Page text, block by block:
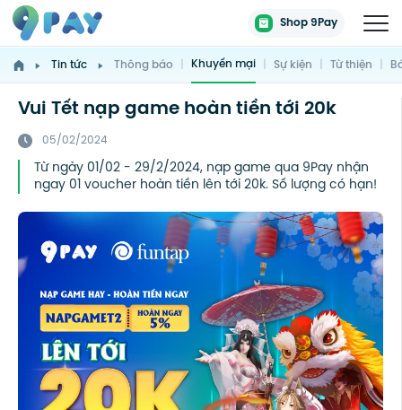
Shop 9Pay
Tin tức Thông báo | Khuyến mại | Sự kiện | Từ thiện |
Vui Tết nạp game hoàn tiền tới 20k
05/02/2024
Từ ngày 01/02 - 29/2/2024, nạp game qua 9Pay nhận
ngay 01 voucher hoàn tiền lên tới 20k. Số lượng có hạn!